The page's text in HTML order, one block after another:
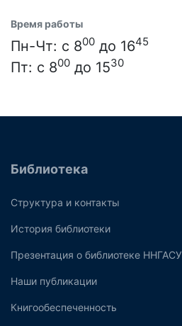
Время работы
Пн-Чт: с 800 до 1645
Пт: с 800 до 1530
Библиотека
Структура и контакты
История библиотеки
Презентация о библиотеке ННГАСУ
Наши публикации
Книгообеспеченность